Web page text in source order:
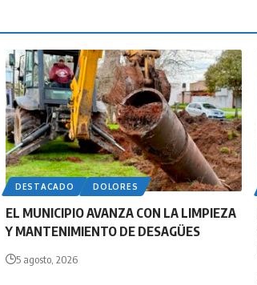
DESTACADO DOLORES
EL MUNICIPIO AVANZA CON LA LIMPIEZA
Y MANTENIMIENTO DE DESAGÜES
5 agosto, 2026